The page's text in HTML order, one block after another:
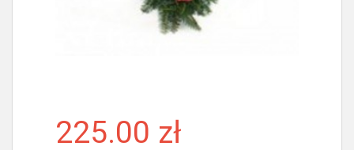
225.00 zł